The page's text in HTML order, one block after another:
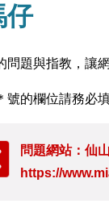
仔
問題與指教，讓
號的欄位請務必
問題網站：仙
https://